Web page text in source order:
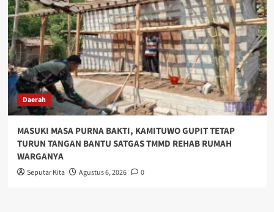
Daerah
MASUKI MASA PURNA BAKTI, KAMITUWO GUPIT TETAP
TURUN TANGAN BANTU SATGAS TMMD REHAB RUMAH
WARGANYA
Seputar Kita Agustus 6, 2026 0